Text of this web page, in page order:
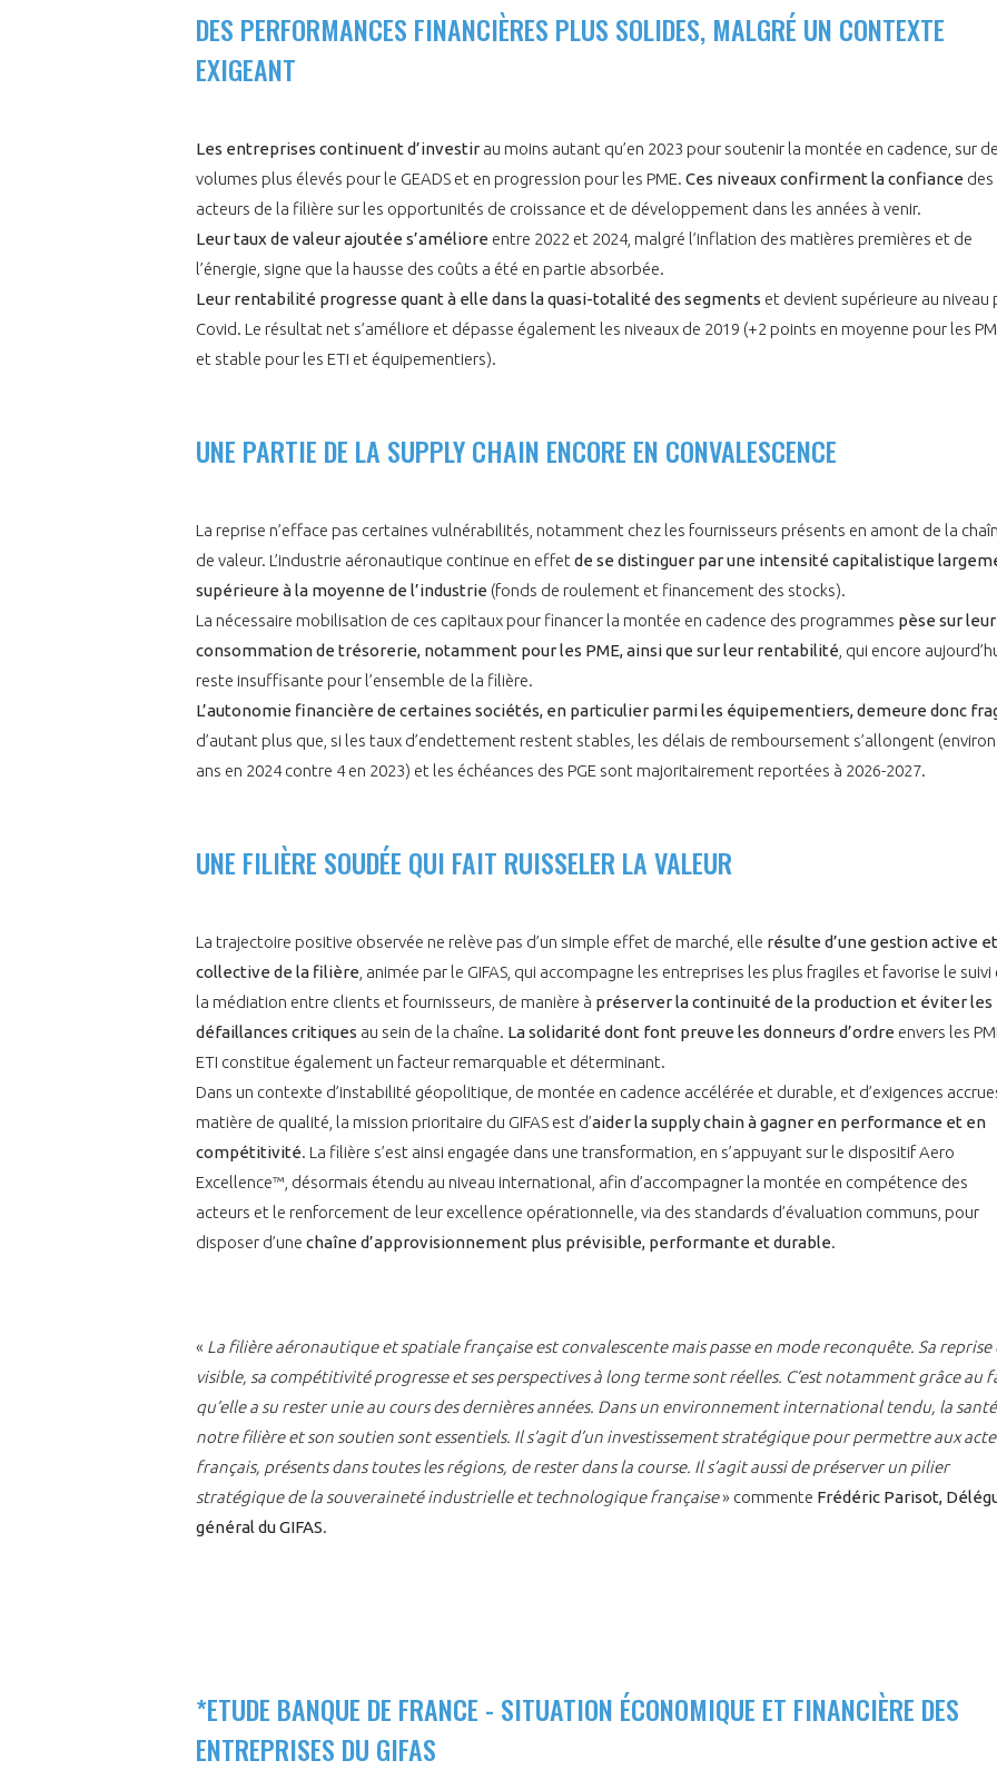
DES PERFORMANCES FINANCIÈRES PLUS SOLIDES, MALGRÉ UN CONTEXTE
EXIGEANT
Les entreprises continuent d’investir au moins autant qu’en 2023 pour soutenir la montée en cadence, sur
volumes plus élevés pour le GEADS et en progression pour les PME. Ces niveaux confirment la confiance des
acteurs de la filière sur les opportunités de croissance et de développement dans les années à venir.
Leur taux de valeur ajoutée s’améliore entre 2022 et 2024, malgré l’inflation des matières premières et de
l’énergie, signe que la hausse des coûts a été en partie absorbée.
Leur rentabilité progresse quant à elle dans la quasi-totalité des segments et devient supérieure au niveau
Covid. Le résultat net s’améliore et dépasse également les niveaux de 2019 (+2 points en moyenne pour les
et stable pour les ETI et équipementiers).
UNE PARTIE DE LA SUPPLY CHAIN ENCORE EN CONVALESCENCE
La reprise n’efface pas certaines vulnérabilités, notamment chez les fournisseurs présents en amont de la
de valeur. L’industrie aéronautique continue en effet de se distinguer par une intensité capitalistique
supérieure à la moyenne de l’industrie (fonds de roulement et financement des stocks).
La nécessaire mobilisation de ces capitaux pour financer la montée en cadence des programmes pèse sur leur
consommation de trésorerie, notamment pour les PME, ainsi que sur leur rentabilité , qui encore
reste insuffisante pour l’ensemble de la filière.
L’autonomie financière de certaines sociétés, en particulier parmi les équipementiers, demeure donc
d’autant plus que, si les taux d’endettement restent stables, les délais de remboursement s’allongent (environ
ans en 2024 contre 4 en 2023) et les échéances des PGE sont majoritairement reportées à 2026-2027.
UNE FILIÈRE SOUDÉE QUI FAIT RUISSELER LA VALEUR
La trajectoire positive observée ne relève pas d’un simple effet de marché, elle résulte d’une gestion active et
collective de la filière , animée par le GIFAS, qui accompagne les entreprises les plus fragiles et favorise le suivi
la médiation entre clients et fournisseurs, de manière à préserver la continuité de la production et éviter les
défaillances critiques au sein de la chaîne. La solidarité dont font preuve les donneurs d’ordre envers les
ETI constitue également un facteur remarquable et déterminant.
Dans un contexte d’instabilité géopolitique, de montée en cadence accélérée et durable, et d’exigences
matière de qualité, la mission prioritaire du GIFAS est d’aider la supply chain à gagner en performance et en
compétitivité. La filière s’est ainsi engagée dans une transformation, en s’appuyant sur le dispositif Aero
Excellence™, désormais étendu au niveau international, afin d’accompagner la montée en compétence des
acteurs et le renforcement de leur excellence opérationnelle, via des standards d’évaluation communs, pour
disposer d’une chaîne d’approvisionnement plus prévisible, performante et durable.
« La filière aéronautique et spatiale française est convalescente mais passe en mode reconquête. Sa reprise
visible, sa compétitivité progresse et ses perspectives à long terme sont réelles. C’est notamment grâce au
qu’elle a su rester unie au cours des dernières années. Dans un environnement international tendu, la
notre filière et son soutien sont essentiels. Il s’agit d’un investissement stratégique pour permettre aux
français, présents dans toutes les régions, de rester dans la course. Il s’agit aussi de préserver un pilier
stratégique de la souveraineté industrielle et technologique française» commente Frédéric Parisot,
général du GIFAS.
*ETUDE BANQUE DE FRANCE - SITUATION ÉCONOMIQUE ET FINANCIÈRE DES
ENTREPRISES DU GIFAS
ADHÉRENTS
CONNEXION
VOUS ÊTES UN
Développez votre activité à l’étranger et assurez la
DEMANDE
DEMANDE D’ADHÉSION
Avez-vous un statut de droit français ?